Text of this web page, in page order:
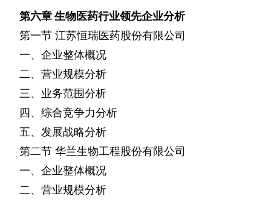
第六章生物医药行业领先企业分析
第一节 江苏恒瑞医药股份有限公司
一、企业整体概况
二、营业规模分析
三、业务范围分析
四、综合竞争力分析
五、发展战略分析
第二节 华兰生物工程股份有限公司
一、企业整体概况
二、营业规模分析